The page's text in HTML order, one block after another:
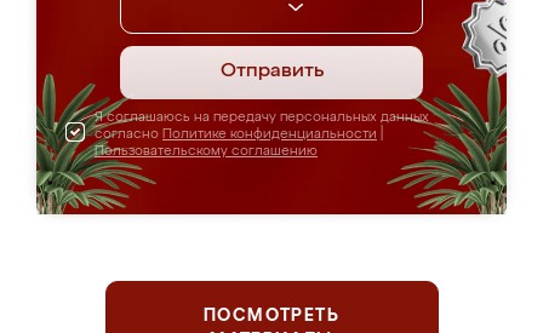
Отправить
Я соглашаюсь на передачу персональных данных
согласно Политике конфиденциальности
Пользовательскому соглашению
ПОСМОТРЕТЬ